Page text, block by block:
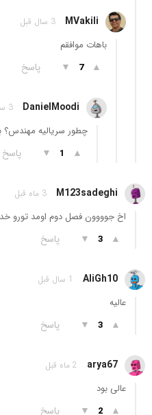
MVakili 3 سال قبل
باهات موافقم
▲
7
▼ پاسخ
DanielMoodi 3 سال قبل
چطور سریالیه مهندس؟
▲
1
▼ پاسخ
M123sadeghi 3 ماه قبل
اخ جوووون فصل دوم اومد تورو
▲
3
▼ پاسخ
AliGh10 1 سال قبل
عالیه
▲
3
▼ پاسخ
arya67 2 ماه قبل
عالی بود
▲
2
▼ پاسخ